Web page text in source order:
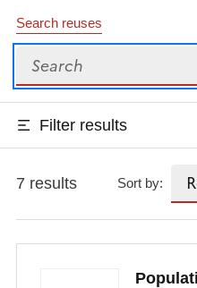
Search reuses
Search
Filter results
7 results Sort by: